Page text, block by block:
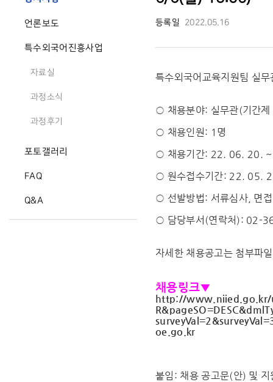
언론보도
특수외국어진흥사업
자료실
과정소식
과정후기
포토갤러리
FAQ
Q&A
등록일 2022.05.16
특수외국어교육지원팀 실
○ 채용분야: 실무관(기간
○ 채용인원: 1명
○ 채용기간: 22. 06. 20.
○ 원수접수기간: 22. 05.
○ 선발방법: 서류심사, 면
○ 담당부서(연락처): 02-
자세한 채용공고는 첨부파
채용링크▼
http://www.niied.go.kr/
R&
oe.go.kr
붙임: 채용 공고문(안) 및